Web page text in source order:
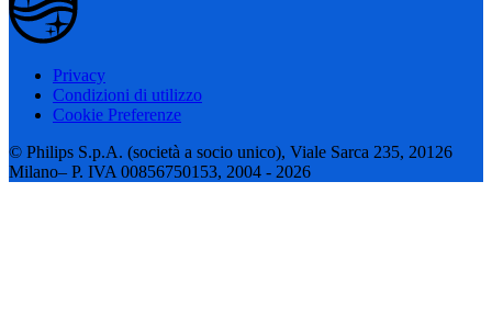
Privacy
Condizioni di utilizzo
Cookie Preferenze
© Philips S.p.A. (società a socio unico), Viale Sarca 235, 20126
Milano– P. IVA 00856750153, 2004 - 2026